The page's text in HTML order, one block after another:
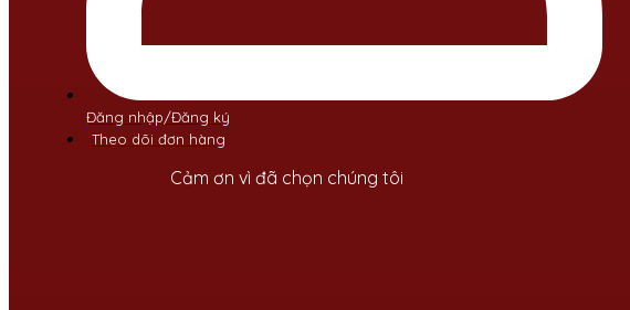
Đăng nhập/Đăng ký
Theo dõi đơn hàng
Cảm ơn vì đã chọn chúng tôi